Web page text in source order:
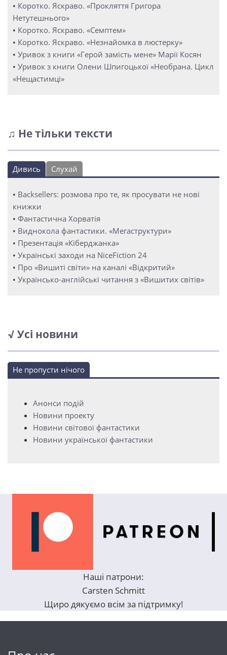
• Коротко. Яскраво. «Прокляття Григора
Нетутешнього»
• Коротко. Яскраво. «Семптем»
• Коротко. Яскраво. «Незнайомка в люстерку»
• Уривок з книги «Герой замість мене» Марії Косян
• Уривок з книги Олени Шпигоцької «Необрана. Цикл
«Нещастимці»
♫ Не тільки тексти
Дивись Слухай
• Backsellers: розмова про те, як просувати не нові
книжки
• Фантастична Хорватія
• Виднокола фантастики. «Мегаструктури»
• Презентація «Кіберджанка»
• Українські заходи на NiceFiction 24
• Про «Вишиті світи» на каналі «Відкритий»
• Українсько-англійські читання з «Вишитих світів»
√ Усі новини
Не пропусти нічого
Анонси подій
Новини проекту
Новини світової фантастики
Новини української фантастики
Наші патрони:
Carsten Schmitt
Щиро дякуємо всім за підтримку!